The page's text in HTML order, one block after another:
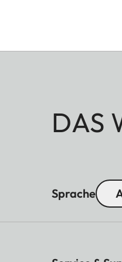
DAS
Sprache